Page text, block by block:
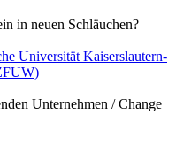
in neuen Schläuchen?
Universität Kaiserslautern-
Unternehmen / Change